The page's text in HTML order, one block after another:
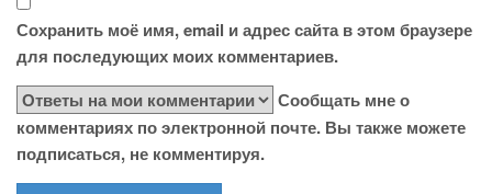
Сохранить моё имя, email и адрес сайта в этом браузере
для последующих моих комментариев.
Сообщать мне о
комментариях по электронной почте. Вы также можете
подписаться, не комментируя.